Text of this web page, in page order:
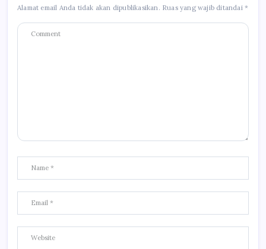
Alamat email Anda tidak akan dipublikasikan. Ruas yang wajib ditandai*